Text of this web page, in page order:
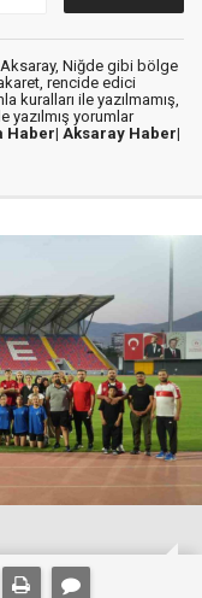
Niğde gibi bölge
rencide edici
kuralları ile yazılmamış,
yazılmış yorumlar
Haber| Aksaray Haber|